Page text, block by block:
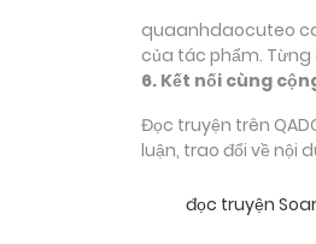
quaanhdaocuteo
của tác phẩm.
6. Kết nối cùng
Đọc truyện trên
luận, trao đổi về nội
đọc truyện